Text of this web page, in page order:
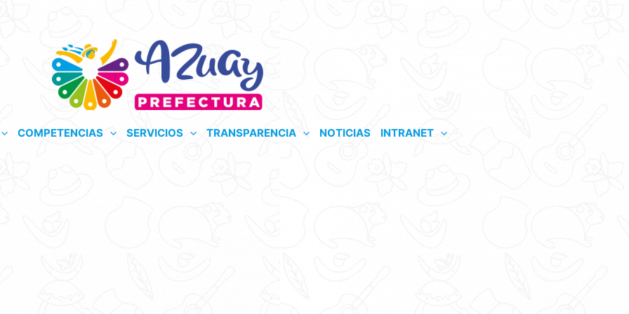
COMPETENCIAS SERVICIOS TRANSPARENCIA NOTICIAS INTRANET